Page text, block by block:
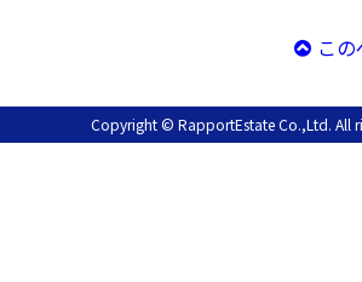
こ
Copyright © RapportEstate Co.,Ltd. All